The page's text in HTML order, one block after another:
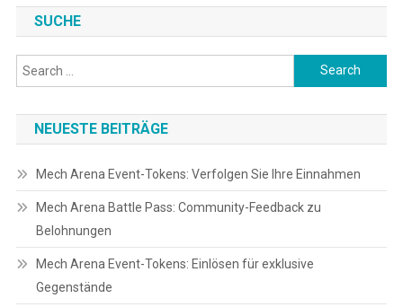
SUCHE
Search
for:
NEUESTE BEITRÄGE
Mech Arena Event-Tokens: Verfolgen Sie Ihre Einnahmen
Mech Arena Battle Pass: Community-Feedback zu
Belohnungen
Mech Arena Event-Tokens: Einlösen für exklusive
Gegenstände